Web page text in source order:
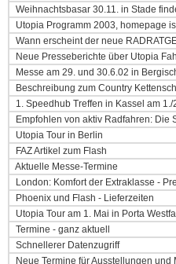
Weihnachtsbasar 30.11. in Stade
Utopia Programm 2003, homepage
Wann erscheint der neue
Neue Presseberichte über Utopia
Messe am 29. und 30.6.02 in
Beschreibung zum Country
1. Speedhub Treffen in Kassel am 1./
Empfohlen von aktiv Radfahren: Die
Utopia Tour in Berlin
FAZ Artikel zum Flash
Aktuelle Messe-Termine
London: Komfort der Extraklasse -
Phoenix und Flash - Lieferzeiten
Utopia Tour am 1. Mai in Porta
Termine - ganz aktuell
Schnellerer Datenzugriff
Neue Termine für Ausstellungen und